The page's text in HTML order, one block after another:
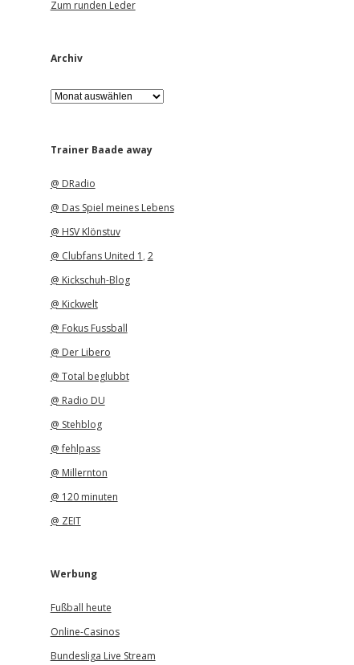
Zum runden Leder
Archiv
A
r
iTrainer Baade away
@ DRadio
@ Das Spiel meines Lebens
@ HSV Klönstuv
@ Clubfans United 1 , 2
@ Kickschuh-Blog
@ Kickwelt
@ Fokus Fussball
@ Der Libero
@ Total beglubbt
@ Radio DU
@ Stehblog
@ fehlpass
@ Millernton
@ 120 minuten
@ ZEIT
Werbung
Fußball heute
Online-Casinos
Bundesliga Live Stream